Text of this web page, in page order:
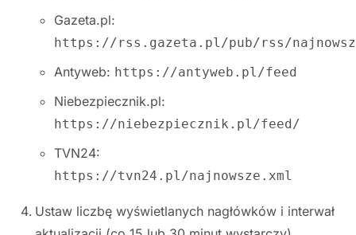
Gazeta.pl:
https://rss.gazeta.pl/pub/rss/
Antyweb: https://antyweb.pl/feed
Niebezpiecznik.pl:
https://niebezpiecznik.pl/feed/
TVN24:
https://tvn24.pl/najnowsze.xml
Ustaw liczbę wyświetlanych nagłówków i interwał